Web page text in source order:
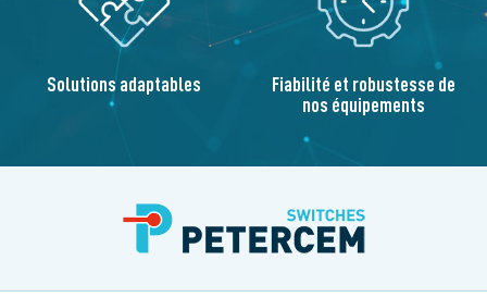
Solutions adaptables Fiabilité et robustesse de
nos équipements